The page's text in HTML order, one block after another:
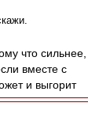
что сильнее,
вместе с
и выгорит